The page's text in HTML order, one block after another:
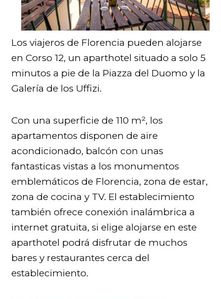
Los viajeros de Florencia pueden alojarse
en Corso 12, un aparthotel situado a solo 5
minutos a pie de la Piazza del Duomo y la
Galería de los Uffizi.
Con una superficie de 110 m², los
apartamentos disponen de aire
acondicionado, balcón con unas
fantasticas vistas a los monumentos
emblemáticos de Florencia, zona de estar,
zona de cocina y TV. El establecimiento
también ofrece conexión inalámbrica a
internet gratuita, si elige alojarse en este
aparthotel podrá disfrutar de muchos
bares y restaurantes cerca del
establecimiento.